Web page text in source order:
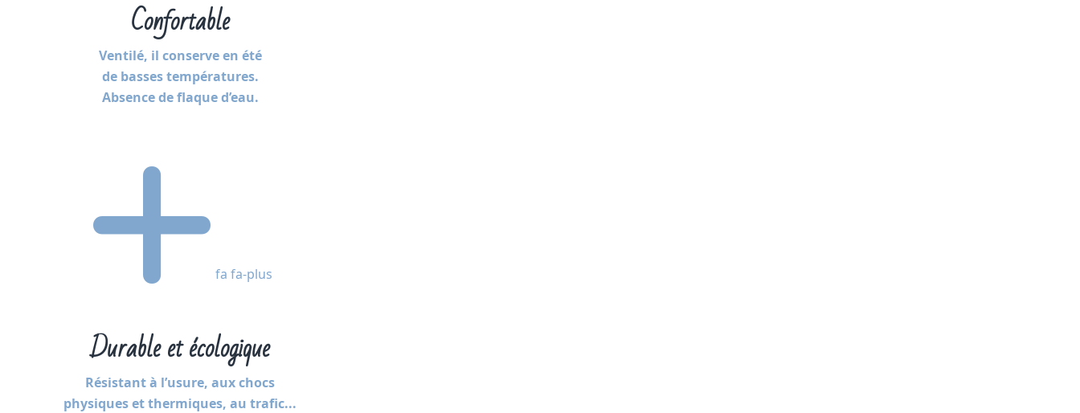
Confortable
Ventilé, il conserve en été
de basses températures.
Absence de flaque d’eau.
fa fa-plus
Durable et écologique
Résistant à l’usure, aux chocs
physiques et thermiques, au trafic...